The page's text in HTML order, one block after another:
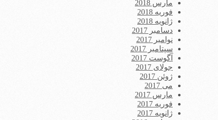
مارس 2018
فوریه 2018
ژانویه 2018
دسامبر 2017
نوامبر 2017
سپتامبر 2017
آگوست 2017
جولای 2017
ژوئن 2017
می 2017
مارس 2017
فوریه 2017
ژانویه 2017